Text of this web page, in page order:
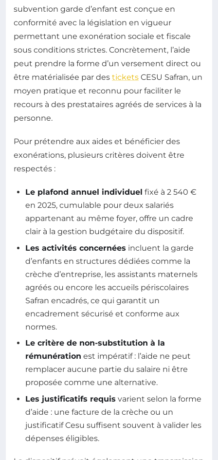
subvention garde d’enfant est conçue en
conformité avec la législation en vigueur
permettant une exonération sociale et fiscale
sous conditions strictes. Concrètement, l’aide
peut prendre la forme d’un versement direct ou
être matérialisée par des tickets CESU Safran, un
moyen pratique et reconnu pour faciliter le
recours à des prestataires agréés de services à la
personne.
Pour prétendre aux aides et bénéficier des
exonérations, plusieurs critères doivent être
respectés :
Le plafond annuel individuel fixé à 2 540 €
en 2025, cumulable pour deux salariés
appartenant au même foyer, offre un cadre
clair à la gestion budgétaire du dispositif.
Les activités concernées incluent la garde
d’enfants en structures dédiées comme la
crèche d’entreprise, les assistants maternels
agréés ou encore les accueils périscolaires
Safran encadrés, ce qui garantit un
encadrement sécurisé et conforme aux
normes.
Le critère de non-substitution à la
rémunération est impératif : l’aide ne peut
remplacer aucune partie du salaire ni être
proposée comme une alternative.
Les justificatifs requis varient selon la forme
d’aide : une facture de la crèche ou un
justificatif Cesu suffisent souvent à valider les
dépenses éligibles.